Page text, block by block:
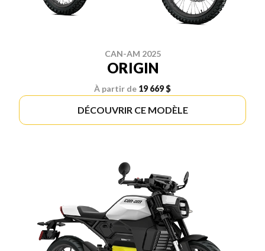
CAN-AM 2025
ORIGIN
À partir de 19 669 $
DÉCOUVRIR CE MODÈLE